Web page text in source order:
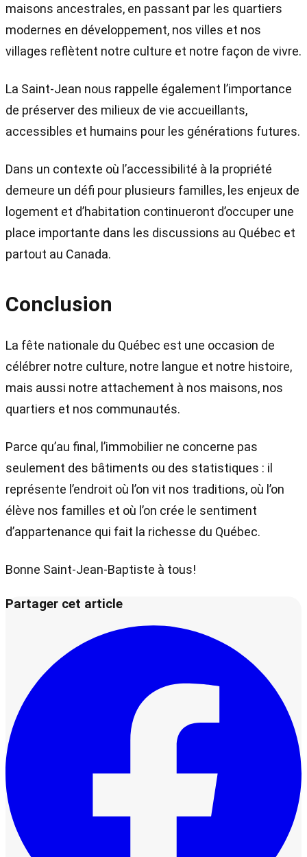
maisons ancestrales, en passant par les quartiers
modernes en développement, nos villes et nos
villages reflètent notre culture et notre façon de vivre.
La Saint-Jean nous rappelle également l’importance
de préserver des milieux de vie accueillants,
accessibles et humains pour les générations futures.
Dans un contexte où l’accessibilité à la propriété
demeure un défi pour plusieurs familles, les enjeux de
logement et d’habitation continueront d’occuper une
place importante dans les discussions au Québec et
partout au Canada.
Conclusion
La fête nationale du Québec est une occasion de
célébrer notre culture, notre langue et notre histoire,
mais aussi notre attachement à nos maisons, nos
quartiers et nos communautés.
Parce qu’au final, l’immobilier ne concerne pas
seulement des bâtiments ou des statistiques : il
représente l’endroit où l’on vit nos traditions, où l’on
élève nos familles et où l’on crée le sentiment
d’appartenance qui fait la richesse du Québec.
Bonne Saint-Jean-Baptiste à tous!
Partager cet article